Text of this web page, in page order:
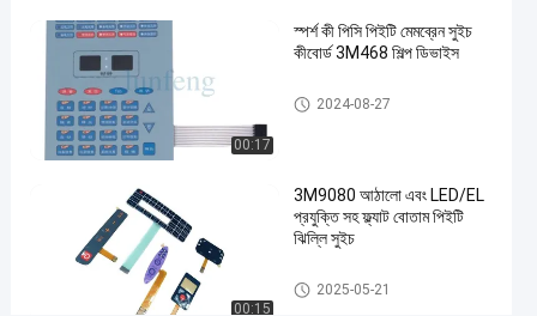
আঠালো
স্পর্শকাতর
ঝিল্লি
সুইচ
স্পর্শকাতর
00:17
স্পর্শ কী পিসি পিইটি মেমব্রেন সুইচ
কীবোর্ড 3M468 শিল্প ডিভাইস
পিইটি মেমব্রেন সুইচ
2024-08-27
00:15
3M9080 আঠালো এবং LED/EL
প্রযুক্তি সহ ফ্ল্যাট বোতাম পিইটি
ঝিল্লি সুইচ
পিইটি মেমব্রেন সুইচ
2025-05-21